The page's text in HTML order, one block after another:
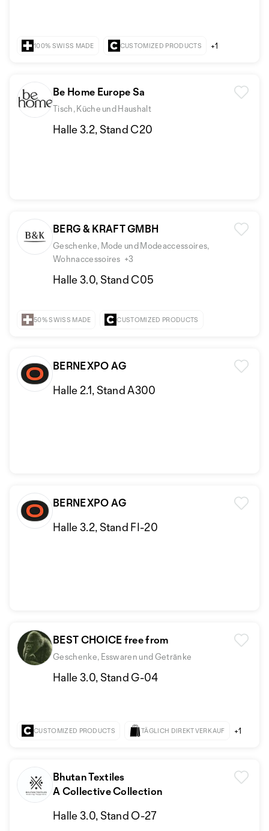
100% SWISS MADE CUSTOMIZED PRODUCTS +1
Be Home Europe Sa
Tisch, Küche und Haushalt
Halle 3.2, Stand C20
BERG & KRAFT GMBH
Geschenke, Mode und Modeaccessoires,
Wohnaccessoires +3
Halle 3.0, Stand C05
50% SWISS MADE CUSTOMIZED PRODUCTS
BERNEXPO AG
Halle 2.1, Stand A300
BERNEXPO AG
Halle 3.2, Stand FI-20
BEST CHOICE free from
Geschenke, Esswaren und Getränke
Halle 3.0, Stand G-04
CUSTOMIZED PRODUCTS TÄGLICH DIREKTVERKAUF +1
Bhutan Textiles
A Collective Collection
Halle 3.0, Stand O-27